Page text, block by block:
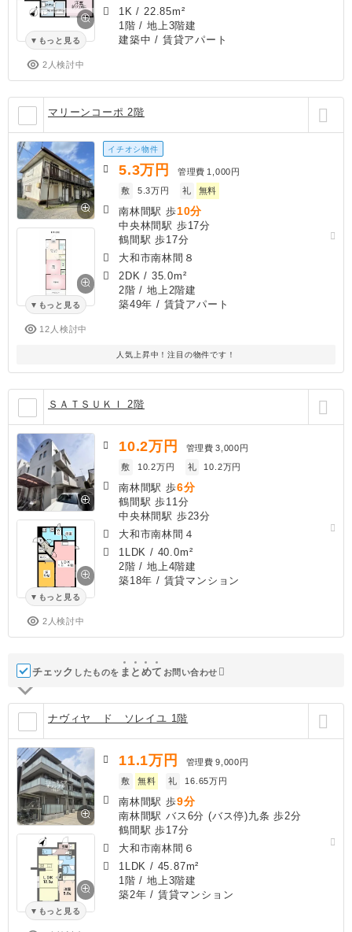
もっと見る
2人検討中
1K / 22.85m²
1階 / 地上3階建
建築中 / 賃貸アパート
マリーンコーポ 2階
もっと見る
12人検討中
イチオシ物件
5.3万円 管理費 1,000円
敷
5.3万円 礼 無料
南林間駅 歩10分
中央林間駅 歩17分
鶴間駅 歩17分
大和市南林間８
2DK / 35.0m²
2階 / 地上2階建
築49年 / 賃貸アパート
人気上昇中！注目の物件です！
ＳＡＴＳＵＫＩ 2階
もっと見る
2人検討中
10.2万円 管理費 3,000円
敷
10.2万円 礼 10.2万円
南林間駅 歩6分
鶴間駅 歩11分
中央林間駅 歩23分
大和市南林間４
1LDK / 40.0m²
2階 / 地上4階建
築18年 / 賃貸マンション
チェック したものを ま と めて お問い合わせ
ナヴィヤ ド ソレイユ 1階
もっと見る
11.1万円 管理費 9,000円
敷
無料 礼 16.65万円
南林間駅 歩9分
南林間駅 バス6分 (バス停)九条 歩2分
鶴間駅 歩17分
大和市南林間６
1LDK / 45.87m²
1階 / 地上3階建
築2年 / 賃貸マンション